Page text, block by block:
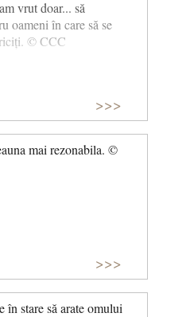
vrut doar... să
oameni în care să se
© CCC
>>>
mai rezonabila. ©
>>>
în stare să arate omului